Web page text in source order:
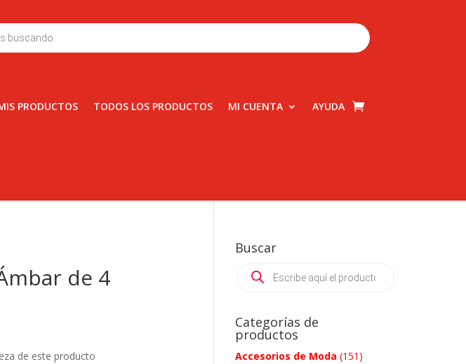
PRODUCTOS TODOS LOS PRODUCTOS MI CUENTA AYUDA
de 4
de este producto
Buscar
Products
search
Categorías de
productos
Accesorios de Moda (151)